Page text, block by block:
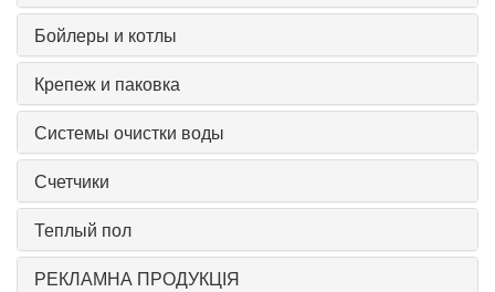
Бойлеры и котлы
Крепеж и паковка
Системы очистки воды
Счетчики
Теплый пол
РЕКЛАМНА ПРОДУКЦІЯ